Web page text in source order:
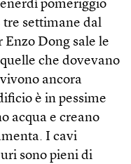
pomeriggio
tre settimane dal
Dong sale le
che dovevano
ancora
è in pessime
acqua e creano
I cavi
sono pieni di